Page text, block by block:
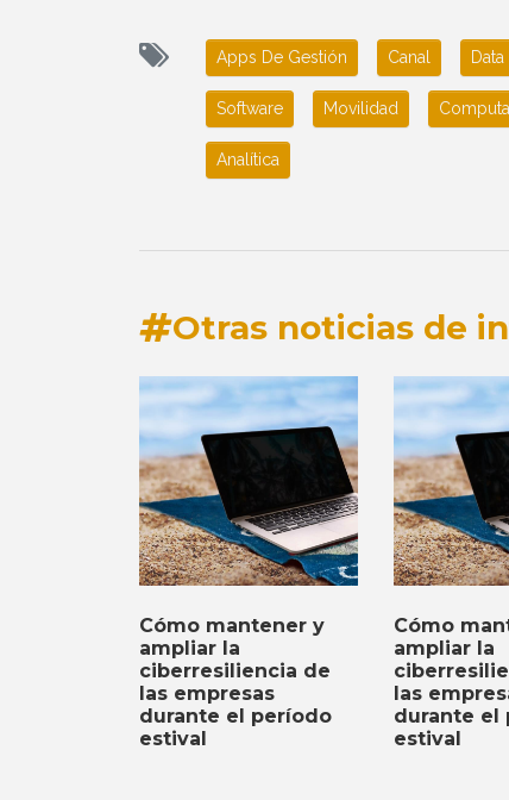
Apps De Gestión Canal
Software Movilidad
Analítica
Otras noticias de
Cómo mantener y
ampliar la
ciberresiliencia de
las empresas
durante el período
estival
Cómo
ampliar la
las
durante el
estival